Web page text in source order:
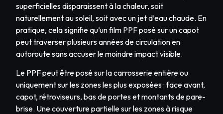
superficielles disparaissent à la chaleur, soit
naturellement au soleil, soit avec un jet d’eau chaude. En
pratique, cela signifie qu’un film PPF posé sur un capot
peut traverser plusieurs années de circulation en
autoroute sans accuser le moindre impact visible.
Le PPF peut être posé sur la carrosserie entière ou
uniquement sur les zones les plus exposées : face avant,
capot, rétroviseurs, bas de portes et montants de pare-
brise. Une couverture partielle sur les zones à risque